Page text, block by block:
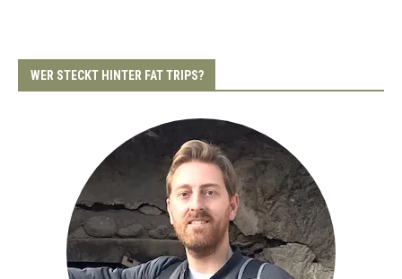
WER STECKT HINTER FAT TRIPS?